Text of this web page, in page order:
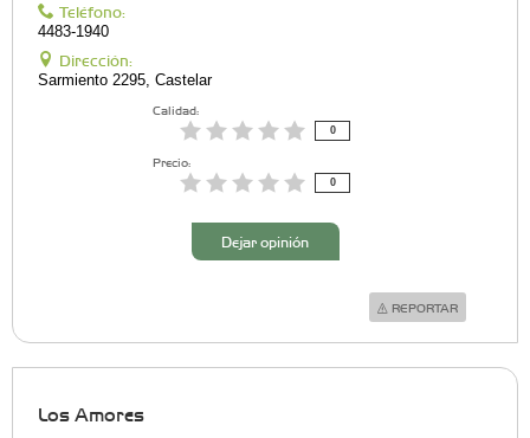
Teléfono:
4483-1940
Dirección:
Sarmiento 2295, Castelar
Calidad:
0
Precio:
0
Dejar opinión
REPORTAR
Los Amores